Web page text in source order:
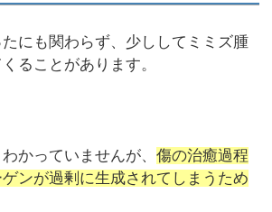
にも関わらず、少ししてミミズ腫
ることがあります。
かっていませんが、傷の治癒過程
ンが過剰に生成されてしまうため